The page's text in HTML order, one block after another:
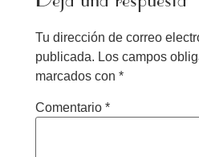
Tu dirección de correo
publicada. Los campos
marcados con *
Comentario *